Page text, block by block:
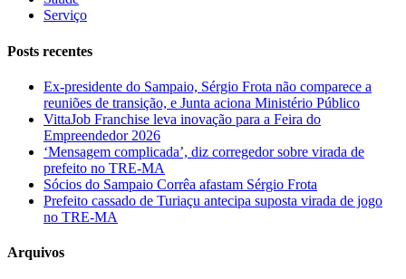
Serviço
Posts recentes
Ex-presidente do Sampaio, Sérgio Frota não comparece a
reuniões de transição, e Junta aciona Ministério Público
VittaJob Franchise leva inovação para a Feira do
Empreendedor 2026
‘Mensagem complicada’, diz corregedor sobre virada de
prefeito no TRE-MA
Sócios do Sampaio Corrêa afastam Sérgio Frota
Prefeito cassado de Turiaçu antecipa suposta virada de jogo
no TRE-MA
Arquivos